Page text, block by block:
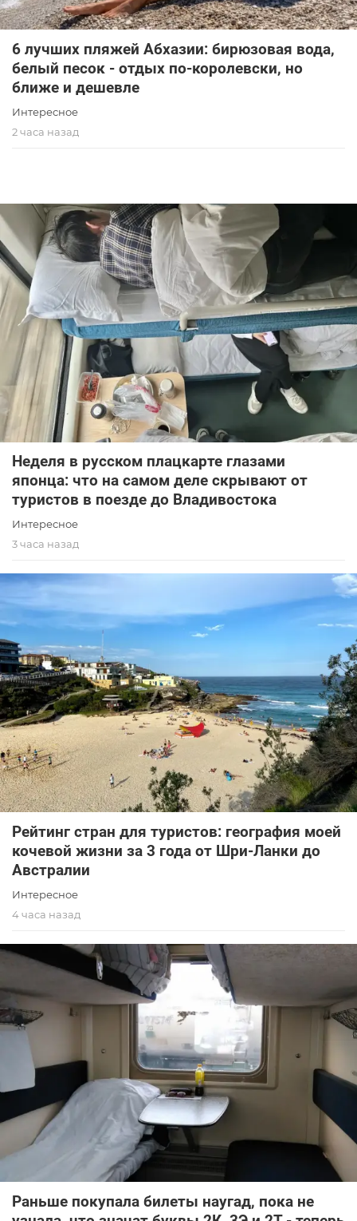
6 лучших пляжей Абхазии: бирюзовая вода,
белый песок - отдых по-королевски, но
ближе и дешевле
Интересное
2 часа назад
Неделя в русском плацкарте глазами
японца: что на самом деле скрывают от
туристов в поезде до Владивостока
Интересное
3 часа назад
Рейтинг стран для туристов: география моей
кочевой жизни за 3 года от Шри-Ланки до
Австралии
Интересное
4 часа назад
Раньше покупала билеты наугад, пока не